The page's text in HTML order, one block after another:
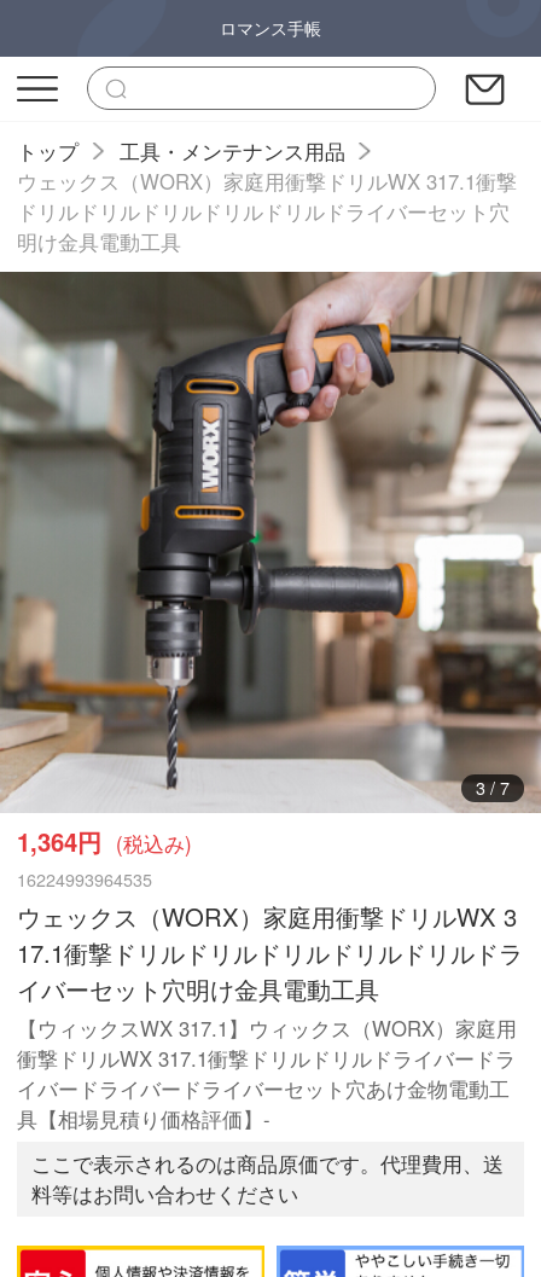
ロマンス手帳
トップ
工具・メンテナンス用品
ウェックス（WORX）家庭用衝撃ドリルWX 317.1衝撃
ドリルドリルドリルドリルドリルドライバーセット穴
明け金具電動工具
3/ 7
1,364円 (税込み)
16224993964535
ウェックス（WORX）家庭用衝撃ドリルWX 3
17.1衝撃ドリルドリルドリルドリルドリルドラ
イバーセット穴明け金具電動工具
【ウィックスWX 317.1】ウィックス（WORX）家庭用
衝撃ドリルWX 317.1衝撃ドリルドリルドライバードラ
イバードライバードライバーセット穴あけ金物電動工
具【相場見積り価格評価】-
ここで表示されるのは商品原価です。代理費用、送
料等はお問い合わせください